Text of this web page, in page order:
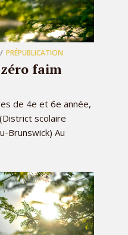
PRÉPUBLICATION
faim
de 4e et 6e année,
scolaire
Brunswick) Au